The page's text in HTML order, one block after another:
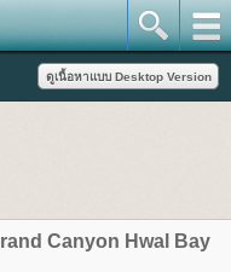
Canyon Hwal Bay